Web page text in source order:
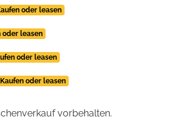
oder leasen
oder leasen
oder leasen
oder leasen
vorbehalten.